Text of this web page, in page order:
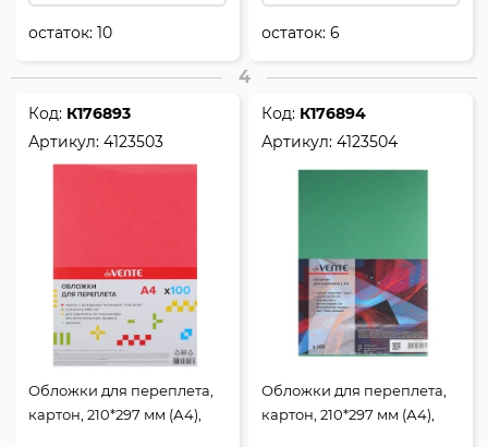
остаток:10 остаток:6
4
Код: К176893
Артикул:4123503
Обложки для переплета,
картон, 210*297 мм (А4),
Код: К176894
Артикул:4123504
Обложки для переплета,
картон, 210*297 мм (А4),